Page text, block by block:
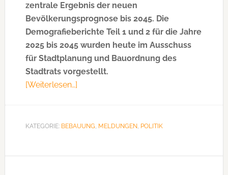
zentrale Ergebnis der neuen
Bevölkerungsprognose bis 2045. Die
Demografieberichte Teil 1 und 2 für die Jahre
2025 bis 2045 wurden heute im Ausschuss
für Stadtplanung und Bauordnung des
Stadtrats vorgestellt.
[Weiterlesen…]
Stadtrat
KATEGORIE: BEBAUUNG, MELDUNGEN, POLITIK